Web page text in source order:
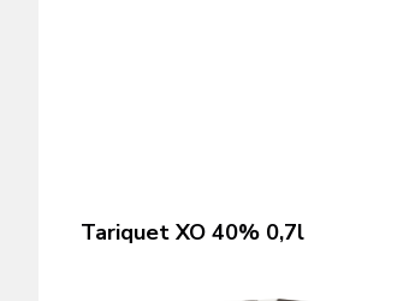
Tariquet XO 40% 0,7l